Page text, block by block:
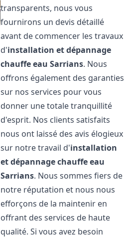
transparents, nous vous
fournirons un devis détaillé
avant de commencer les travaux
d'installation et dépannage
chauffe eau Sarrians. Nous
offrons également des garanties
sur nos services pour vous
donner une totale tranquillité
d'esprit. Nos clients satisfaits
nous ont laissé des avis élogieux
sur notre travail d'installation
et dépannage chauffe eau
Sarrians. Nous sommes fiers de
notre réputation et nous nous
efforçons de la maintenir en
offrant des services de haute
qualité. Si vous avez besoin